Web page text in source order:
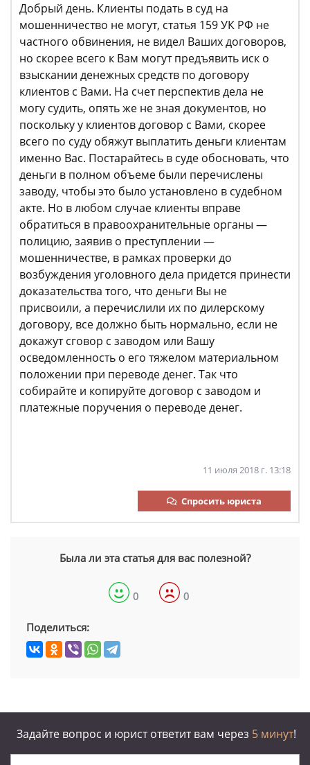
Добрый день. Клиенты подать в суд на
мошенничество не могут, статья 159 УК РФ не
частного обвинения, не видел Ваших договоров,
но скорее всего к Вам могут предъявить иск о
взыскании денежных средств по договору
клиентов с Вами. На счет перспектив дела не
могу судить, опять же не зная документов, но
поскольку у клиентов договор с Вами, скорее
всего по суду обяжут выплатить деньги клиентам
именно Вас. Постарайтесь в суде обосновать, что
деньги в полном объеме были перечислены
заводу, чтобы это было установлено в судебном
акте. Но в любом случае клиенты вправе
обратиться в правоохранительные органы —
полицию, заявив о преступлении —
мошенничестве, в рамках проверки до
возбуждения уголовного дела придется принести
доказательства того, что деньги Вы не
присвоили, а перечислили их по дилерскому
договору, все должно быть нормально, если не
докажут сговор с заводом или Вашу
осведомленность о его тяжелом материальном
положении при переводе денег. Так что
собирайте и копируйте договор с заводом и
платежные поручения о переводе денег.
11 июля 2018 г. 13:18
Спросить юриста
Была ли эта статья для вас полезной?
0 0
Поделиться:
Задайте вопрос и юрист ответит вам через 5 минут!